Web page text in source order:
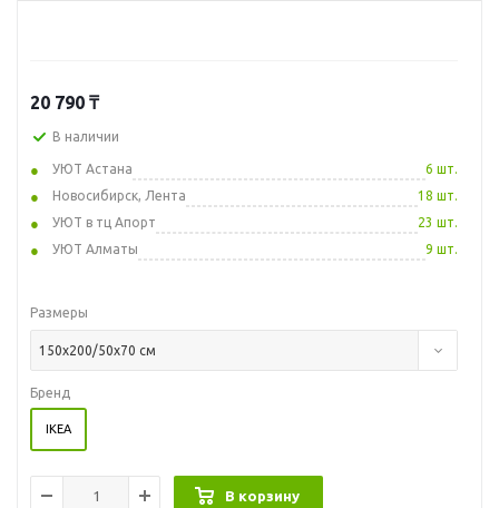
20 790 ₸
В наличии
УЮТ Астана
6 шт.
Новосибирск, Лента
18 шт.
УЮТ в тц Апорт
23 шт.
УЮТ Алматы
9 шт.
Размеры
150x200/50x70 см
Бренд
IKEA
В корзину